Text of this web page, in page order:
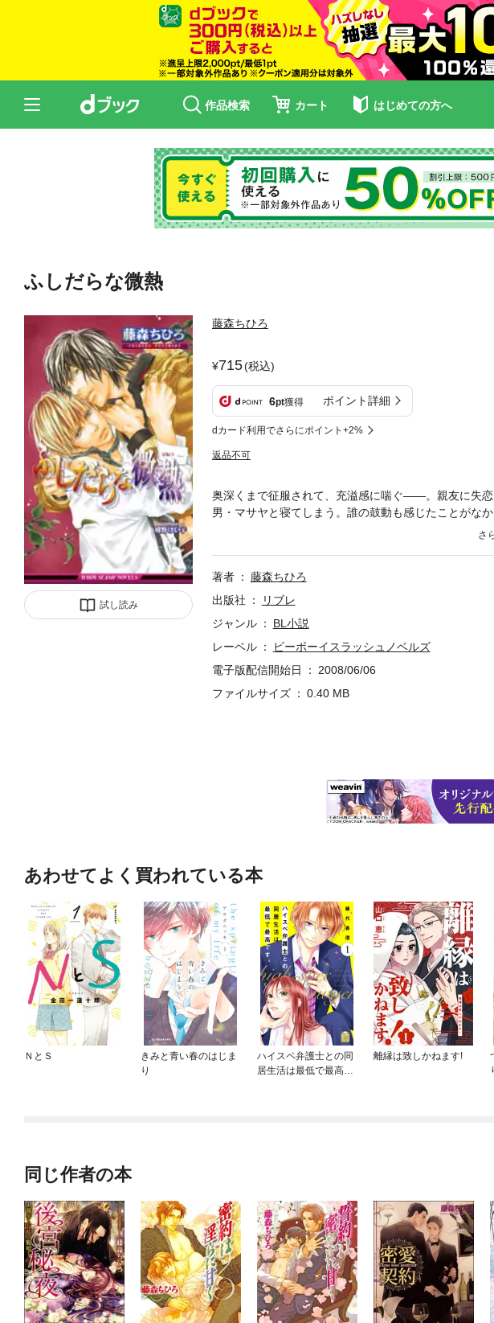
作品検索 カート はじめての方へ
ふしだらな微熱
試し読み
藤森ちひろ
715(税込)
6pt獲得 ポイント詳細
dカード利用でさらにポイント+2%
返品不可
奥深くまで征服されて、充溢感に喘ぐ——。親友に失
男・マサヤと寝てしまう。誰の鼓動も感じたことがな
さに蕩けていく。ただ、彼の唇の感触は知らないま
著者
藤森ちひろ
出版社
リブレ
ジャンル
BL小説
レーベル
ビーボーイスラッシュノベルズ
電子版配信開始日
2008/06/06
ファイルサイズ
0.40 MB
あわせてよく買われている本
ＮとＳ
きみと青い春のはじま
り
ハイスペ弁護士との同
居生活は最低で最高で
離縁は致しかねます!
同じ作者の本